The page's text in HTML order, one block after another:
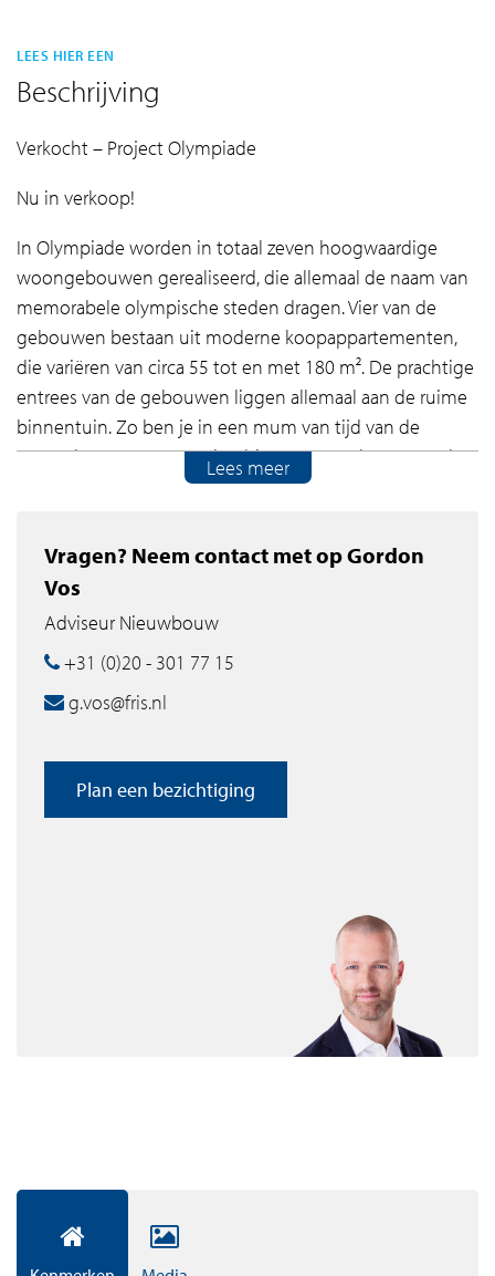
LEES HIER EEN
Beschrijving
Verkocht – Project Olympiade
Nu in verkoop!
In Olympiade worden in totaal zeven hoogwaardige
woongebouwen gerealiseerd, die allemaal de naam van
memorabele olympische steden dragen. Vier van de
gebouwen bestaan uit moderne koopappartementen,
die variëren van circa 55 tot en met 180 m². De prachtige
entrees van de gebouwen liggen allemaal aan de ruime
binnentuin. Zo ben je in een mum van tijd van de
gezonde groene omgeving binnen en andersom. In de
garage onder de gebouwen is niet alleen rekening
ruimte gemaakt om je fietsen te stallen.
Unwind & rewind!
Amstelveen. De woningen hebben gezamenlijk een
heerlijk groen park met een grootte van meer dan twee
levensstijl koppelen aan een gezonde woonomgeving
met veel comfort, daglicht, groen én volop ruimte voor
sport en ontspanning.
In totaal zijn er 194 appartementen en penthouses op
eigen grond te koop. De appartementen beginnen bij
circa 55 m² woonplezier. De verkoopprijzen beginnen
vanaf circa € 325.000,- vrij op naam. Dit is inclusief een
vaste parkeerplaats in de garage. Alle appartementen
XL Apartments & Penthouses
De XL Apartements & Penthouse onderstrepen onze
ambities om uit te blinken in luxe. De riante living, de
Lees meer
Vragen? Neem contact met op Gordon
Vos
Adviseur Nieuwbouw
+31 (0)20 - 301 77 15
g.vos@fris.nl
Plan een bezichtiging